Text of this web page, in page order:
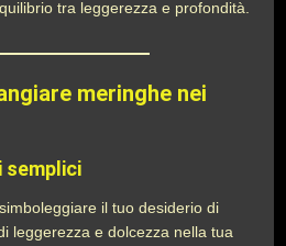
tra leggerezza e profondità.
meringhe nei
semplici
il tuo desiderio di
leggerezza e dolcezza nella tua